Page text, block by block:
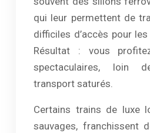
qui leur permettent de
difficiles d’accès pour
Résultat : vous
spectaculaires, loin
transport saturés.
Certains trains de luxe
sauvages, franchissent